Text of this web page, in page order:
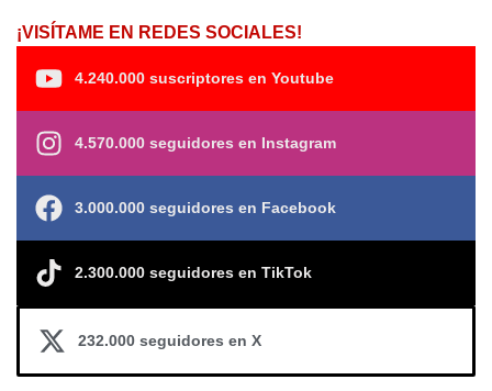
¡VISÍTAME EN REDES SOCIALES!
4.240.000 suscriptores en Youtube
4.570.000 seguidores en Instagram
3.000.000 seguidores en Facebook
2.300.000 seguidores en TikTok
232.000 seguidores en X